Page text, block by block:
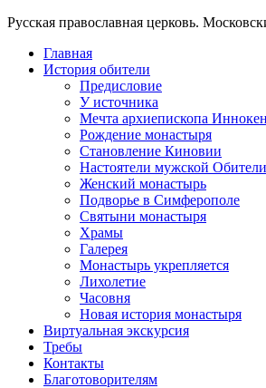
Русская православная церковь.
Главная
История обители
Предисловие
У источника
Мечта архиепископа
Рождение монастыря
Становление Киновии
Настоятели мужской Обители
Женский монастырь
Подворье в Симферополе
Святыни монастыря
Храмы
Галерея
Монастырь укрепляется
Лихолетие
Часовня
Новая история монастыря
Виртуальная экскурсия
Требы
Контакты
Благотоворителям